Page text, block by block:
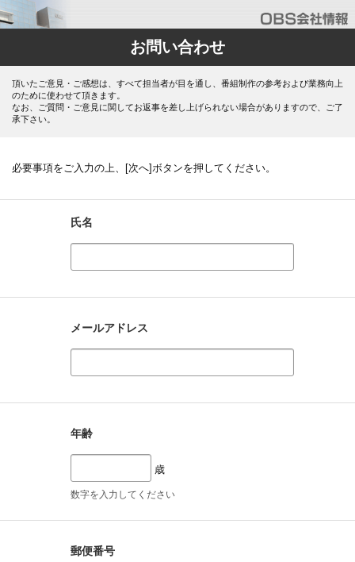
お問い合わせ
頂いたご意見・ご感想は、すべて担当者が目を通し、番組制作の参考および業務向上
のために使わせて頂きます。
なお、ご質問・ご意見に関してお返事を差し上げられない場合がありますので、ご了
承下さい。
必要事項をご入力の上、[次へ]ボタンを押してください。
氏名
メールアドレス
年齢
歳
数字を入力してください
郵便番号